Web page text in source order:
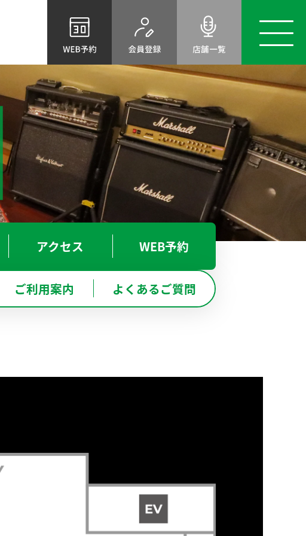
BOT-AMIRICA MURA
アメ村店
BOT-SHINSABASHI-EAST
東心斎橋店
BOT-NISHINOMIYA
西宮甲東園店
ベースオントップとは
選ばれる理由
ご利用案内
よくあるご質問
NEWS＆TOPICS
お問い合わせ
スタッフ募集
ライブハウス
レコーディングスタジオ
店舗トップ スタジオ 料金表レンタル機材アクセス
アクセス WEB予約
ご利用案内 よくあるご質問